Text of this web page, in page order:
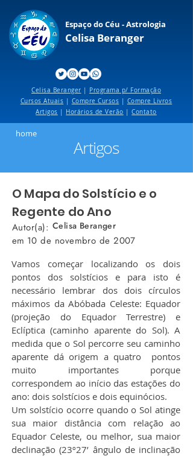
Espaço do Céu - Astrologia
Celisa Beranger
Celisa Beranger | Programa p/ Formação
Cursos Atuais | Compre Cursos | Compre Livros
Artigos | Horários de Verão |Contato
home
Artigos
O Mapa do Solstício e o
Regente do Ano
Autor(a): Celisa Beranger
em 10 de novembro de 2007
Vamos começar localizando os dois
pontos dos solstícios e para isto é
necessário lembrar dos dois círculos
máximos da Abóbada Celeste: Equador
(projeção do Equador Terrestre) e
Eclíptica (caminho aparente do Sol). A
medida que o Sol percorre seu caminho
aparente dá origem a quatro  pontos
muito importantes porque
correspondem ao início das estações do
ano: dois solstícios e dois equinócios.
​Um solstício ocorre quando o Sol atinge
sua maior distância com relação ao
Equador Celeste, ou melhor, sua maior
declinação (23º27’ ângulo de inclinação